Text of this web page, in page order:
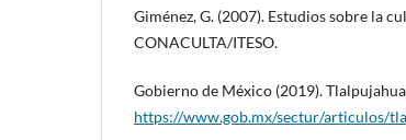
Giménez, G. (2007). Estudios sobre la
CONACULTA/ITESO.
Gobierno de México (2019).
https://www.gob.mx/sectur/articulos/